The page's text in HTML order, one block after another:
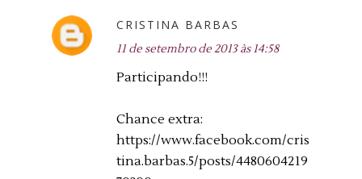
CRISTINA BARBAS
11 de setembro de 2013 às 14:58
Participando!!!
Chance extra:
https://www.facebook.com/cris
tina.barbas.5/posts/4480604219